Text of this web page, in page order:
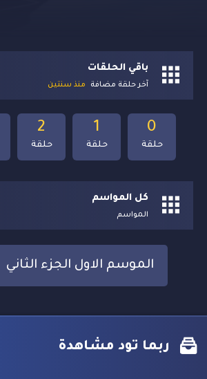
باقي الحلقات
آخر حلقة مضافة منذ سنتين
2
حلقة
1
حلقة
0
حلقة
كل المواسم
المواسم
الموسم الاول الجزء الثاني
ربما تود مشاهدة